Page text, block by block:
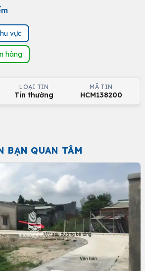
vực
hàng
LOẠI TIN
Tin thường
MÃ TIN
HCM138200
BẠN QUAN TÂM